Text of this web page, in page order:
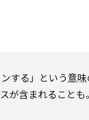
する」という意味
が含まれることも。